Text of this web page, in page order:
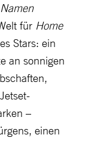
für Home
Stars: ein
an sonnigen
–
einen